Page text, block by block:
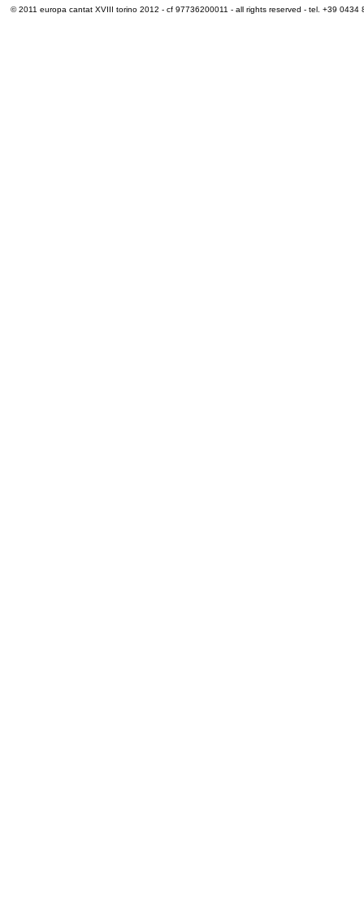
© 2011 europa cantat XVIII torino 2012 - cf 97736200011 - all rights reserved - tel. +39 0434